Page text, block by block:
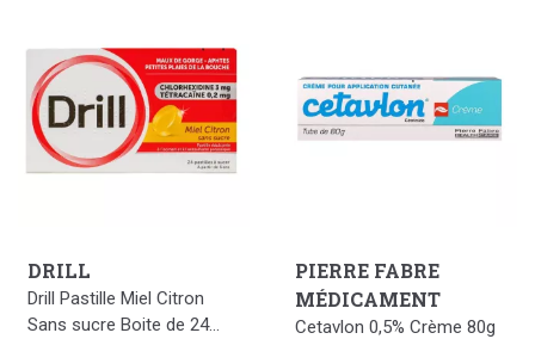
DRILL
Drill Pastille Miel Citron
Sans sucre Boite de 24...
PIERRE FABRE
MÉDICAMENT
Cetavlon 0,5% Crème 80g